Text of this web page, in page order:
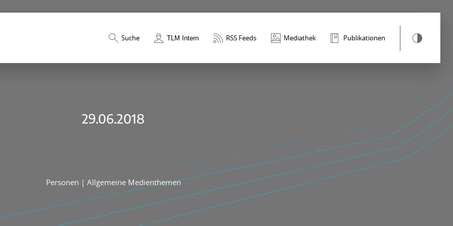
Suche TLM Intern RSS Feeds Mediathek Publikationen
29.06.2018
Personen | Allgemeine Medienthemen